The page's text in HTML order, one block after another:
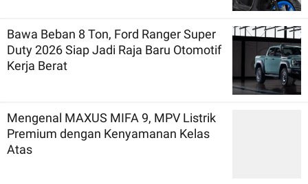
Bawa Beban 8 Ton, Ford Ranger Super
Duty 2026 Siap Jadi Raja Baru Otomotif
Kerja Berat
Mengenal MAXUS MIFA 9, MPV Listrik
Premium dengan Kenyamanan Kelas
Atas